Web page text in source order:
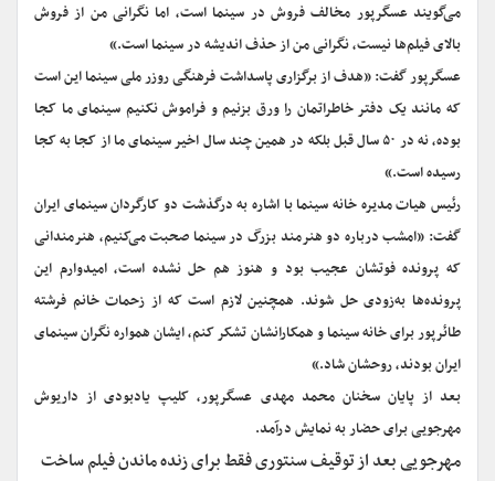
می‌گویند عسگرپور مخالف فروش در سینما است، اما نگرانی من از فروش
بالای فیلم‌ها نیست، نگرانی من از حذف اندیشه در سینما است.»
عسگرپور گفت: «هدف از برگزاری پاسداشت فرهنگی روزر ملی سینما این است
که مانند یک دفتر خاطراتمان را ورق بزنیم و فراموش نکنیم سینمای ما کجا
بوده، نه در ۵۰ سال قبل بلکه در همین چند سال اخیر سینمای ما از کجا به کجا
رسیده است.»
رئیس هیات مدیره خانه سینما با اشاره به درگذشت دو کارگردان سینمای ایران
گفت: «امشب درباره دو هنرمند بزرگ در سینما صحبت می‌کنیم، هنرمندانی
که پرونده فوتشان عجیب بود و هنوز هم حل نشده است، امیدوارم این
پرونده‌ها به‌زودی حل شوند. همچنین لازم است که از زحمات خانم فرشته
طائرپور برای خانه سینما و همکارانشان تشکر کنم، ایشان همواره نگران سینمای
ایران بودند، روحشان شاد.»
بعد از پایان سخنان محمد مهدی عسگرپور، کلیپ یادبودی از داریوش
مهرجویی برای حضار به نمایش درآمد.
مهرجویی بعد از توقیف سنتوری فقط برای زنده ماندن فیلم ساخت